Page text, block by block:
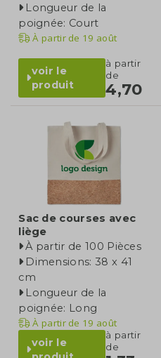
Longueur de la
poignée: Court
À partir de 19 août
voir le
produit
à partir
de
4,70
Sac de courses avec
liège
À partir de 100 Pièces
Dimensions: 38 x 41
cm
Longueur de la
poignée: Long
À partir de 19 août
voir le
à partir
de